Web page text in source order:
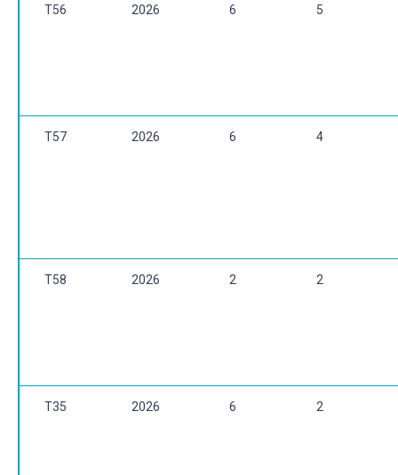
T56 2026 6 5
T57 2026 6 4
T58 2026 2 2
T35 2026 6 2